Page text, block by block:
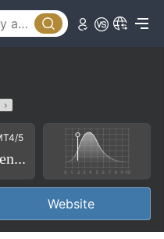
sa Regulasyon
ng MT5
na peligro
5
Buong Lisensya
Website